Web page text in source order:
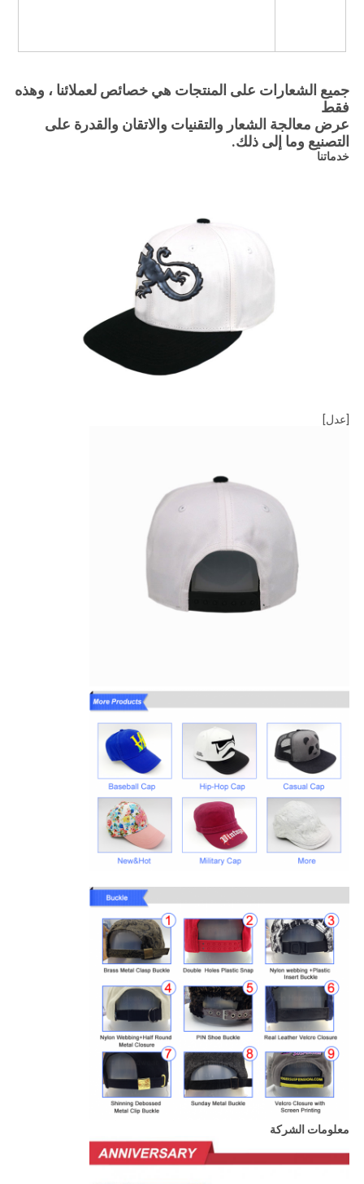
جميع الشعارات على المنتجات هي خصائص لعملائنا ، وهذه
فقط
عرض معالجة الشعار والتقنيات والاتقان والقدرة على
التصنيع وما إلى ذلك.
خدماتنا
[عدل]
معلومات الشركة